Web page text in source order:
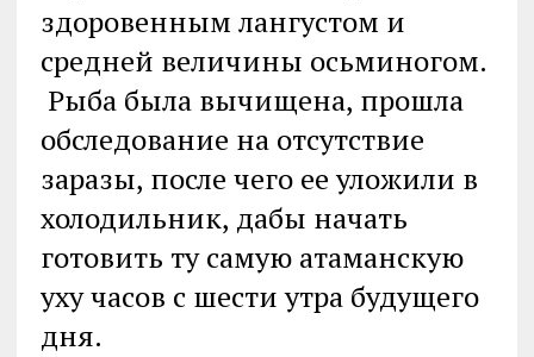
здоровенным лангустом и
средней величины осьминогом.
Рыба была вычищена, прошла
обследование на отсутствие
заразы, после чего ее уложили в
холодильник, дабы начать
готовить ту самую атаманскую
уху часов с шести утра будущего
дня.